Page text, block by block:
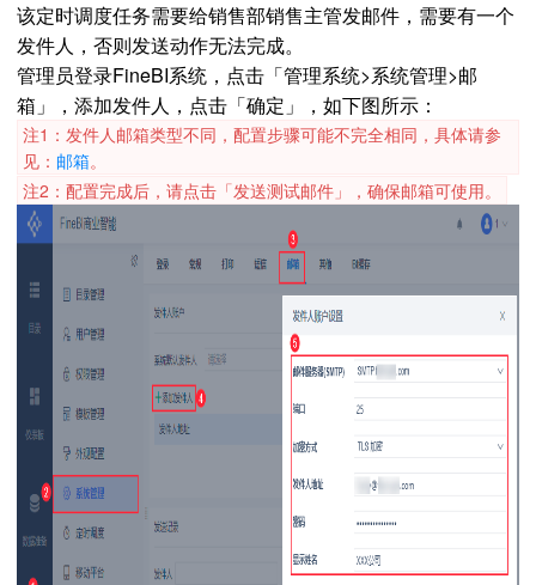
该定时调度任务需要给销售部销售主管发邮件，需要有一个
发件人，否则发送动作无法完成。
管理员登录FineBI系统，点击「管理系统>系统管理>邮
箱」，添加发件人，点击「确定」，如下图所示：
注1：发件人邮箱类型不同，配置步骤可能不完全相同，具体请参
见： 邮箱。
注2：配置完成后，请点击「发送测试邮件」，确保邮箱可使用。